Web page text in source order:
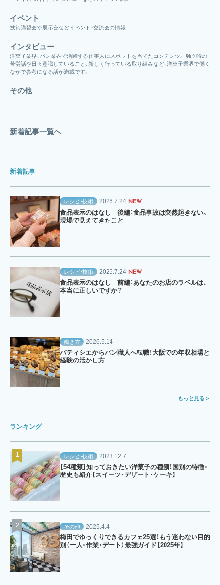
イベント
技術講習会や展示会などイベント・交流会の情報
インタビュー
洋菓子業界、パン業界で活躍する仕事人にスポットを当てたコンテンツ。 独立時の
苦労話や日々意識していること、新しく行っている取り組みなど、洋菓子業界で働く
なかで参考になる話が満載です。
その他
新着記事一覧へ
新着記事
レシピ・技術 2026.7.24 NEW
食品表示のはなし 後編：食品事故は突然起きない。
現場で見えてきたこと
レシピ・技術 2026.7.24 NEW
食品表示のはなし 前編：あなたのお店のラベルは、
本当に正しいですか？
働き方 2026.5.14
パティシエからパン職人へ転職！大阪での年収相場と
経験の活かし方
もっと見る
ランキング
レシピ・技術 2023.12.7
【54種類】知っておきたい洋菓子の種類！国別の特徴・
歴史も紹介【スイーツ・デザート・ケーキ】
その他 2025.4.4
梅田でゆっくりできるカフェ25選！もう迷わない目的
別（一人・作業・デート）最強ガイド【2025年】